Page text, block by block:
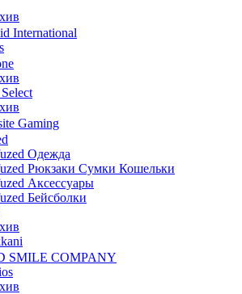
International
Gaming
Одежда
Рюкзаки Сумки Кошельки
Аксессуары
Бейсболки
SMILE COMPANY